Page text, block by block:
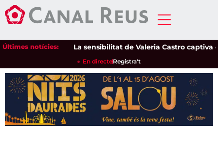
Últimes notícies: La sensibilitat de Valeria Castro captiva el
En directeRegistra't